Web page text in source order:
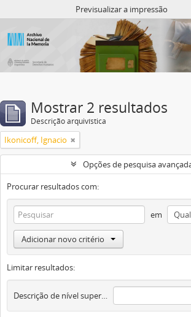
Previsualizar a impressão
Mostrar 2 resultados
Descrição arquivística
Ikonicoff, Ignacio
Opções de pesquisa
Procurar resultados com:
em
Adicionar novo critério
Limitar resultados:
Descrição de nível superior